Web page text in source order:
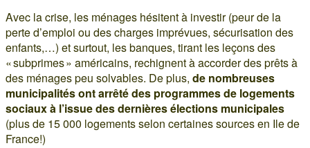
Avec la crise, les ménages hésitent à investir (peur de la
perte d’emploi ou des charges imprévues, sécurisation des
enfants,…) et surtout, les banques, tirant les leçons des
« subprimes » américains, rechignent à accorder des prêts à
des ménages peu solvables. De plus, de nombreuses
municipalités ont arrêté des programmes de logements
sociaux à l’issue des dernières élections municipales
(plus de 15 000 logements selon certaines sources en Ile de
France!)